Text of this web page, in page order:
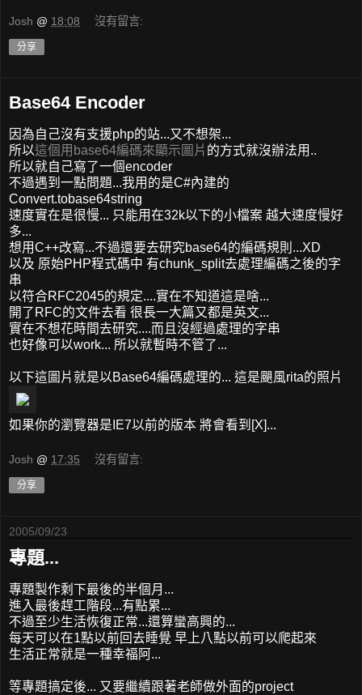
Josh @ 18:08 沒有留言:
分享
Base64 Encoder
因為自己沒有支援php的站...又不想架...
所以這個用base64編碼來顯示圖片 的方式就沒辦法用..
所以就自己寫了一個encoder
不過遇到一點問題...我用的是C#內建的
Convert.tobase64string
速度實在是很慢... 只能用在32k以下的小檔案 越大速度慢好
多...
想用C++改寫...不過還要去研究base64的編碼規則...XD
以及 原始PHP程式碼中 有chunk_split去處理編碼之後的字
串
以符合RFC2045的規定....實在不知道這是啥...
開了RFC的文件去看 很長一大篇又都是英文...
實在不想花時間去研究....而且沒經過處理的字串
也好像可以work... 所以就暫時不管了...
以下這圖片就是以Base64編碼處理的... 這是颶風rita的照片
如果你的瀏覽器是IE7以前的版本 將會看到[X]...
Josh @ 17:35 沒有留言:
分享
2005/09/23
專題...
專題製作剩下最後的半個月...
進入最後趕工階段...有點累...
不過至少生活恢復正常...還算蠻高興的...
每天可以在1點以前回去睡覺 早上八點以前可以爬起來
生活正常就是一種幸福阿...
等專題搞定後... 又要繼續跟著老師做外面的project